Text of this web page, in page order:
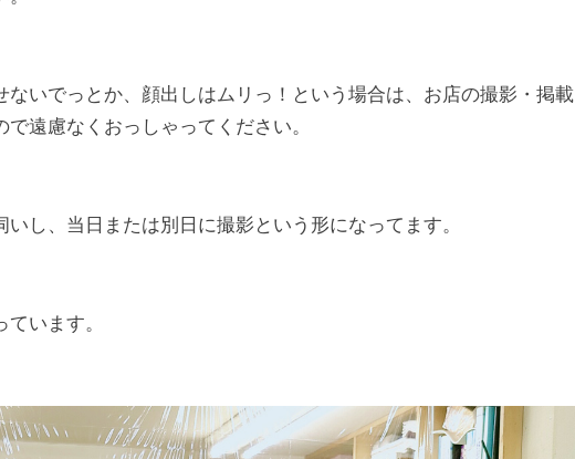
ないでっとか、顔出しはムリっ！という場合は、お店の撮影・掲載
遠慮なくおっしゃってください。
し、当日または別日に撮影という形になってます。
います。